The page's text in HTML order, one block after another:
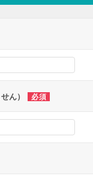
ん） 必須